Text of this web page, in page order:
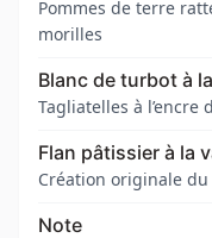
Pommes de terre
morilles
Blanc de turbot à
Tagliatelles à l’encre
Flan pâtissier à la
Création originale
Note